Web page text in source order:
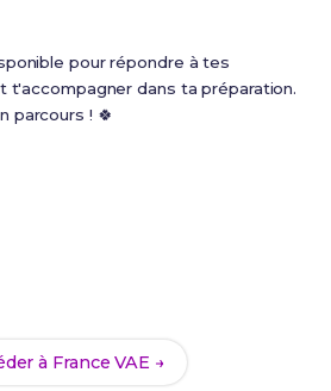
pour répondre à tes
t'accompagner dans ta préparation.
parcours ! 🍀
à France VAE →